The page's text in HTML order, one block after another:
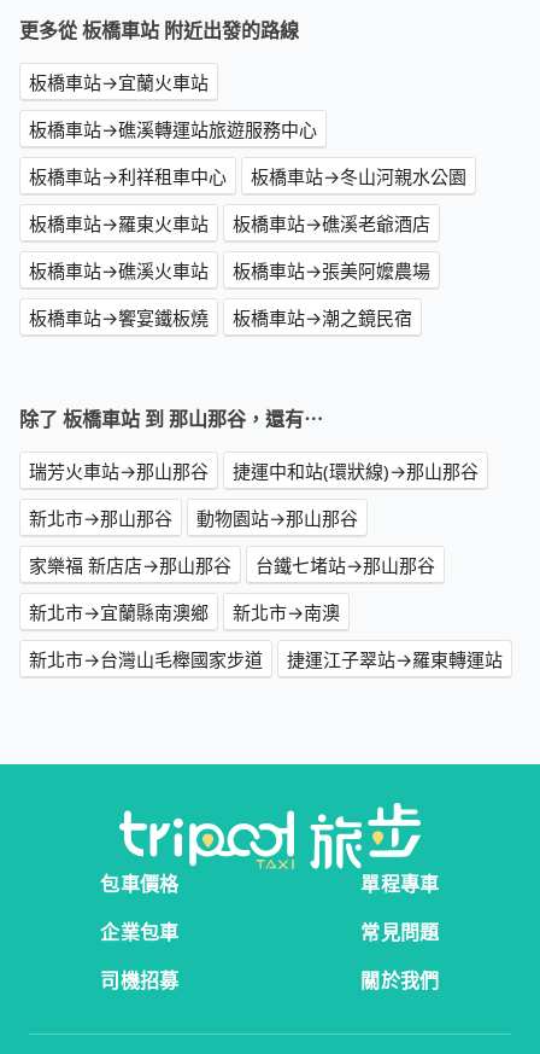
更多從 板橋車站 附近出發的路線
板橋車站→宜蘭火車站
板橋車站→礁溪轉運站旅遊服務中心
板橋車站→利祥租車中心
板橋車站→冬山河親水公園
板橋車站→羅東火車站
板橋車站→礁溪老爺酒店
板橋車站→礁溪火車站
板橋車站→張美阿嬤農場
板橋車站→饗宴鐵板燒
板橋車站→潮之鏡民宿
除了 板橋車站 到 那山那谷，還有⋯
瑞芳火車站→那山那谷
捷運中和站(環狀線)→那山那谷
新北市→那山那谷
動物園站→那山那谷
家樂福 新店店→那山那谷
台鐵七堵站→那山那谷
新北市→宜蘭縣南澳鄉
新北市→南澳
新北市→台灣山毛櫸國家步道
捷運江子翠站→羅東轉運站
包車價格
單程專車
企業包車
常見問題
司機招募
關於我們